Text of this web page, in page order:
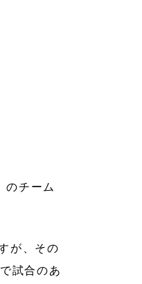
のチーム
が、その
試合のあ